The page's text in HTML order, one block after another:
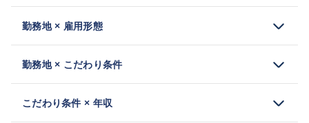
勤務地 × 雇用形態
勤務地 × こだわり条件
こだわり条件 × 年収